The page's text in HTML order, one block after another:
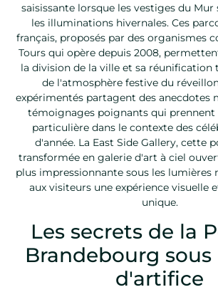
saisissante lorsque les vestiges du Mur
les illuminations hivernales. Ces
français, proposés par des organismes
Tours qui opère depuis 2008,
la division de la ville et sa
de l'atmosphère festive du
expérimentés partagent des anecdotes
témoignages poignants qui prennent
particulière dans le contexte des
d'année. La East Side Gallery, cette
transformée en galerie d'art à ciel
plus impressionnante sous les lumières
aux visiteurs une expérience visuelle
unique.
Les secrets de la
Brandebourg sous
d'artifice